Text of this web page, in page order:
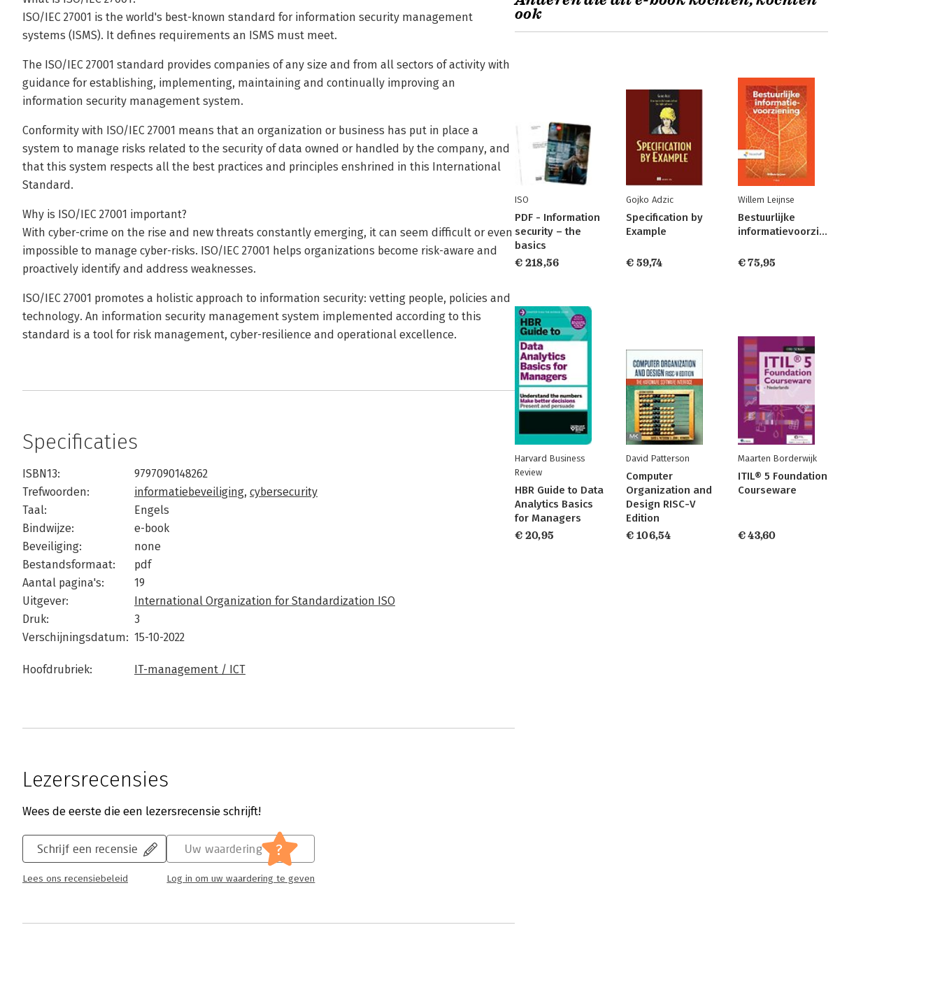
ISO/IEC 27001 is the world's best-known standard for information security management
systems (ISMS). It defines requirements an ISMS must meet.
The ISO/IEC 27001 standard provides companies of any size and from all sectors of activity with
guidance for establishing, implementing, maintaining and continually improving an
information security management system.
Conformity with ISO/IEC 27001 means that an organization or business has put in place a
system to manage risks related to the security of data owned or handled by the company, and
that this system respects all the best practices and principles enshrined in this International
Standard.
Why is ISO/IEC 27001 important?
With cyber-crime on the rise and new threats constantly emerging, it can seem difficult or even
impossible to manage cyber-risks. ISO/IEC 27001 helps organizations become risk-aware and
proactively identify and address weaknesses.
ISO/IEC 27001 promotes a holistic approach to information security: vetting people, policies and
technology. An information security management system implemented according to this
standard is a tool for risk management, cyber-resilience and operational excellence.
Specificaties
ISBN13:
9797090148262
Trefwoorden:
informatiebeveiliging, cybersecurity
Taal:
Engels
Bindwijze:
e-book
Beveiliging:
none
Bestandsformaat:
pdf
Aantal pagina's:
19
Uitgever:
International Organization for Standardization ISO
Druk:
3
Verschijningsdatum: 15-10-2022
Hoofdrubriek: IT-management / ICT
Lezersrecensies
Wees de eerste die een lezersrecensie schrijft!
Schrijf een recensie
Lees ons recensiebeleid
Uw waardering ?
Log in om uw waardering te geven
ook
ISO
PDF - Information
security – the
basics
€ 218,56
Gojko Adzic
Specification by
Example
€ 59,74
Willem Leijnse
Bestuurlijke
informatievoorziening
€ 75,95
Harvard Business
Review
HBR Guide to Data
Analytics Basics
for Managers
€ 20,95
David Patterson
Computer
Organization and
Design RISC-V
Edition
€ 106,54
Maarten Borderwijk
ITIL® 5 Foundation
Courseware
€ 43,60